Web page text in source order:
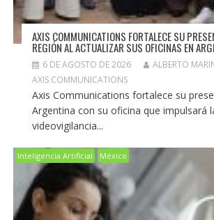
AXIS COMMUNICATIONS FORTALECE SU
REGIÓN AL ACTUALIZAR SUS OFICINAS EN
6 DE AGOSTO DE 2026
ALBERTO
AXIS COMMUNICATIONS
Axis Communications fortalece su
Argentina con su oficina que impulsará
videovigilancia...
Inteligencia Artificial México